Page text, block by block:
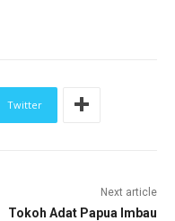
Twitter
Next article
Tokoh Adat Papua Imbau